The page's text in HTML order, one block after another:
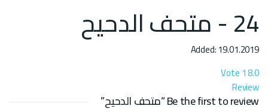
24 - متحف الدحيح
Added: 19.01.2019
8.0
1
Review
Be the first to review “متحف الدحيح”